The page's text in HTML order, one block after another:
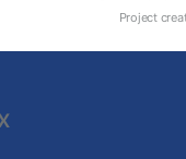
Project